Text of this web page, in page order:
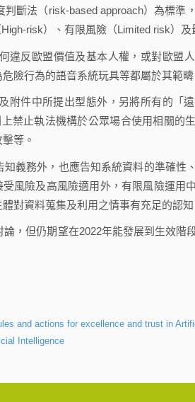
法（risk-based approach）為標準
risk）、有限風險（Limited risk）及
反歐盟價值及基本人權，或對歐盟
險行為的語音系統玩具等都屬於其範疇
件中所提出型態外，另將所有的「遠
禁止執法機構於公眾場合使用相關的
等。
務外，也應告知系統資料的準確性
受風險及高風險適用外，有限風險運用
對資料蒐集及利用之情事有充足的認知
但仍期望在2022年能發展到生效階
and actions for excellence and trust in
Intelligence